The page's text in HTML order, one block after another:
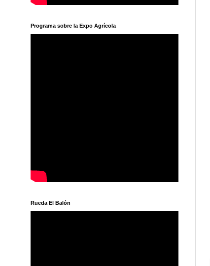
Programa sobre la Expo Agrícola
Rueda El Balón